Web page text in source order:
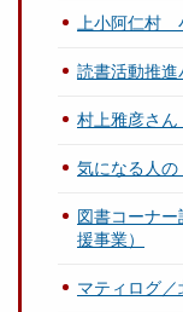
上小阿仁村
読書活動推
村上雅彦さん
気になる人の
図書コーナ
援事業）
マティログ／